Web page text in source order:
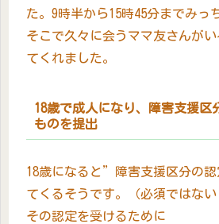
た。9時半から15時45分までみっ
そこで久々に会うママ友さんが
てくれました。
18歳で成人になり、障害支援区
ものを提出
18歳になると”障害支援区分の
てくるそうです。（必須ではない
その認定を受けるために